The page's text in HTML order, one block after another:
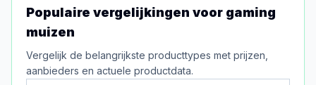
Populaire vergelijkingen voor gaming
muizen
Vergelijk de belangrijkste producttypes met prijzen,
aanbieders en actuele productdata.